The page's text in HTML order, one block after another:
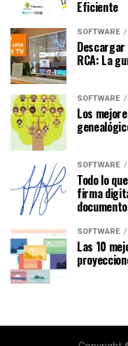
Eficiente
SOFTWARE
RCA: La
SOFTWARE
Los
SOFTWARE
Todo lo
firma
SOFTWARE
Las 10